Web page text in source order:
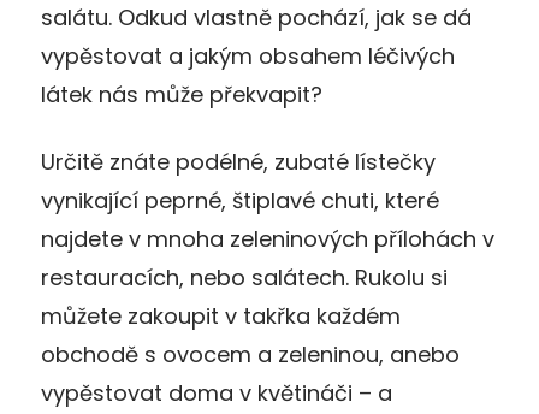
salátu. Odkud vlastně pochází, jak se dá
vypěstovat a jakým obsahem léčivých
látek nás může překvapit?
Určitě znáte podélné, zubaté lístečky
vynikající peprné, štiplavé chuti, které
najdete v mnoha zeleninových přílohách v
restauracích, nebo salátech. Rukolu si
můžete zakoupit v takřka každém
obchodě s ovocem a zeleninou, anebo
vypěstovat doma v květináči – a